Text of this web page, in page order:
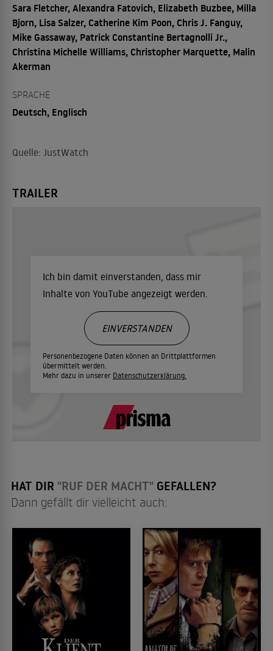
Sara Fletcher, Alexandra Fatovich, Elizabeth Buzbee, Milla
Bjorn, Lisa Salzer, Catherine Kim Poon, Chris J. Fanguy,
Mike Gassaway, Patrick Constantine Bertagnolli Jr.,
Christina Michelle Williams, Christopher Marquette, Malin
Akerman
SPRACHE
Deutsch, Englisch
Quelle: JustWatch
TRAILER
Ich bin damit einverstanden, dass mir
Inhalte von YouTube angezeigt werden.
Personenbezogene Daten können an Drittplattformen
übermittelt werden.
Mehr dazu in unserer Datenschutzerklärung.
EINVERSTANDEN
HAT DIR "RUF DER MACHT" GEFALLEN?
Dann gefällt dir vielleicht auch: